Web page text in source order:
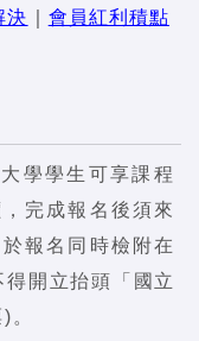
決
會員紅利積點
學學生可享課程
完成報名後須來
報名同時檢附在
開立抬頭「國立